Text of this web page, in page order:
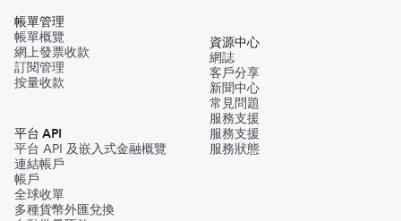
帳單管理
帳單概覽
網上發票收款
訂閱管理
按量收款
平台 API
平台 API 及嵌入式金融概覽
連結帳戶
帳戶
全球收單
多種貨幣外匯兌換
資源中心
網誌
客戶分享
新聞中心
常見問題
服務支援
服務支援
服務狀態